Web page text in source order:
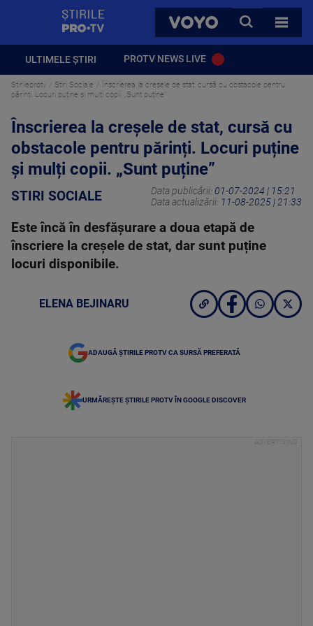
VOYO
CAUTA
TOATE
ULTIMELE ȘTIRI PROTV NEWS LIVE
Stirileprotv Stiri Sociale
Înscrierea la creșele de stat, cursă cu obstacole pentru
părinți. Locuri puține și mulți copii. „Sunt puține”
Înscrierea la creșele de stat, cursă cu
obstacole pentru părinți. Locuri puține
și mulți copii. „Sunt puține”
STIRI SOCIALE Data publicării: 01-07-2024 | 15:21
Data actualizării: 11-08-2025 | 21:33
Este încă în desfășurare a doua etapă de
înscriere la creșele de stat, dar sunt puține
locuri disponibile.
ELENA BEJINARU
ADAUGĂ ȘTIRILE PROTV CA SURSĂ PREFERATĂ
URMĂREȘTE ȘTIRILE PROTV ÎN GOOGLE DISCOVER